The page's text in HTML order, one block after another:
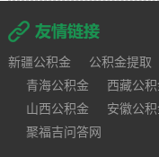
新疆公积金 公积金提取
青海公积金
西藏公
山西公积金
安徽公
聚福吉问答网